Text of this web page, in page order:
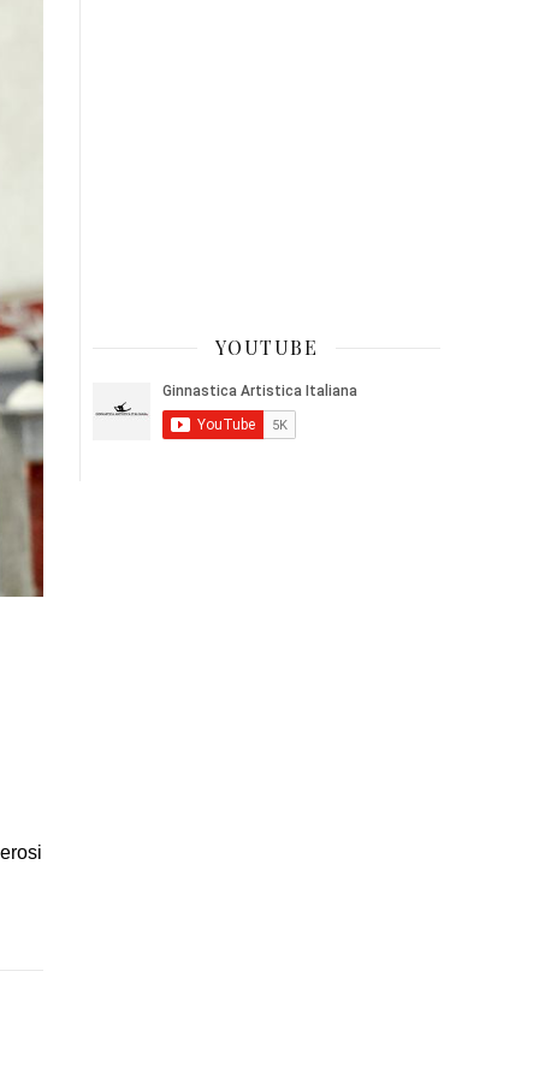
YOUTUBE